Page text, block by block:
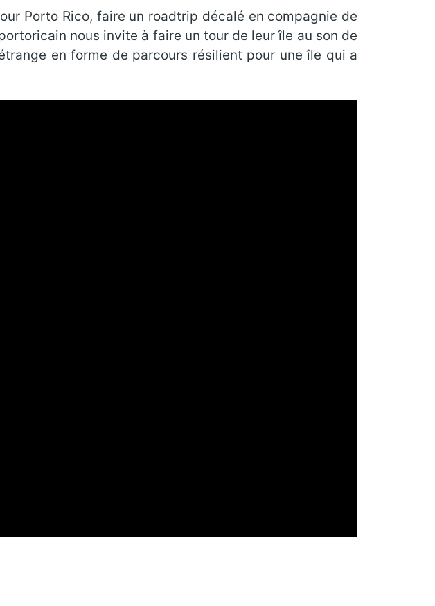
Porto Rico, faire un roadtrip décalé en compagnie de
nous invite à faire un tour de leur île au son de
en forme de parcours résilient pour une île qui a